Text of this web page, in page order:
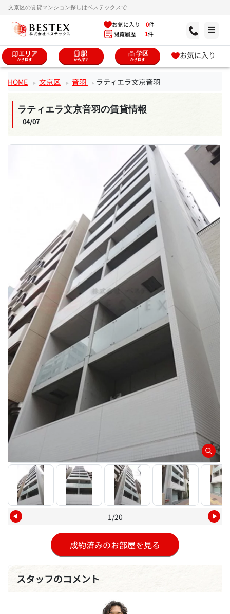
文京区の賃貸マンション探しはベステックスで
お気に入り 0件
閲覧履歴 1件
お気に入り
HOME 文京区 音羽 ラティエラ文京音羽
ラティエラ文京音羽の賃貸情報
04/07
1/20
成約済みのお部屋を見る
スタッフのコメント